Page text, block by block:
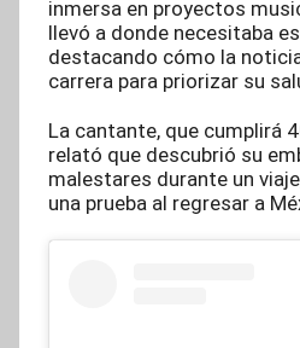
inmersa en proyectos
llevó a donde necesitaba
destacando cómo la
carrera para priorizar su
La cantante, que cumplirá
relató que descubrió su
malestares durante un
una prueba al regresar a